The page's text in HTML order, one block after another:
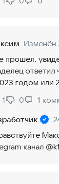
Не нравится:
Изменён
прошел,
годом или
1
Не нравится:
0 1
канал